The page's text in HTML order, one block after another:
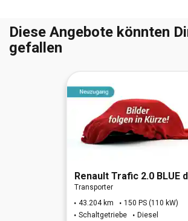
Diese Angebote könnten
gefallen
Renault Trafic 2.0 BLUE dCi 150 L1H1 3,0t Komfort (EU6d)
Transporter
43.204 km
150 PS (110 kW)
Schaltgetriebe
Diesel